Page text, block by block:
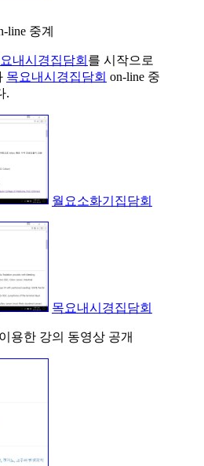
line 중계
내시경집담회 를 시작으로
목요내시경집담회 on-line 중
.
월요소화기집담회
목요내시경집담회
용한 강의 동영상 공개